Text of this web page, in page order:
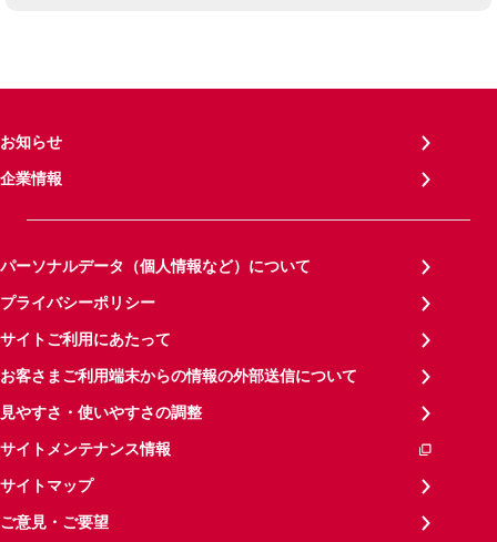
お知らせ
企業情報
パーソナルデータ（個人情報など）について
プライバシーポリシー
サイトご利用にあたって
お客さまご利用端末からの情報の外部送信について
見やすさ・使いやすさの調整
サイトメンテナンス情報
サイトマップ
ご意見・ご要望